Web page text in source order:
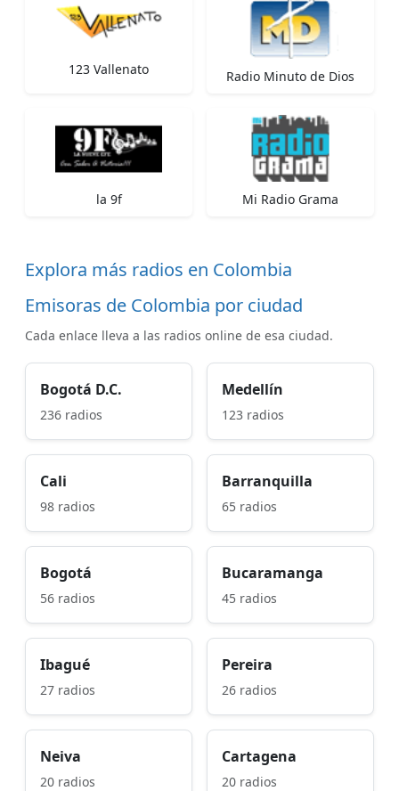
123 Vallenato Radio Minuto de Dios
la 9f Mi Radio Grama
Explora más radios en Colombia
Emisoras de Colombia por ciudad
Cada enlace lleva a las radios online de esa ciudad.
Bogotá D.C.
236 radios
Medellín
123 radios
Cali
98 radios
Barranquilla
65 radios
Bogotá
56 radios
Bucaramanga
45 radios
Ibagué
27 radios
Pereira
26 radios
Neiva
20 radios
Cartagena
20 radios